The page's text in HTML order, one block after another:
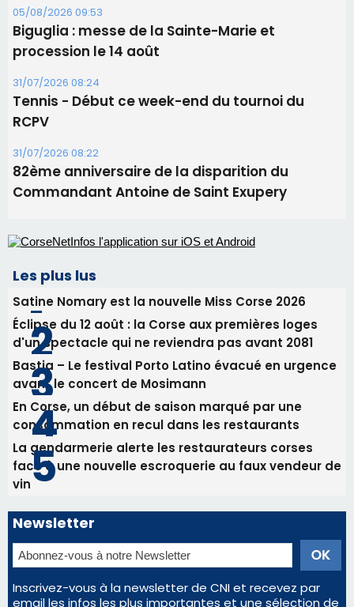
31/07/2026 08:22
82ème anniversaire de la disparition du
Commandant Antoine de Saint Exupery
Les plus lus
Satine Nomary est la nouvelle Miss Corse 2026
Éclipse du 12 août : la Corse aux premières loges
d'un spectacle qui ne reviendra pas avant 2081
avant le concert de Mosimann
consommation en recul dans les restaurants
La gendarmerie alerte les restaurateurs corses
face à une nouvelle escroquerie au faux vendeur de
vin
Newsletter
Inscrivez-vous à la newsletter de CNI et recevez par
email les infos les plus importantes et une sélection de
nos meilleurs articles
Régie publicitaire